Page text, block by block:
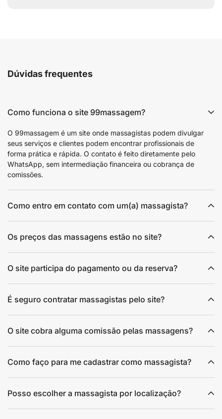
Dúvidas frequentes
Como funciona o site 99massagem?
O 99massagem é um site onde massagistas podem divulgar
seus serviços e clientes podem encontrar profissionais de
forma prática e rápida. O contato é feito diretamente pelo
WhatsApp, sem intermediação financeira ou cobrança de
comissões.
Como entro em contato com um(a) massagista?
Os preços das massagens estão no site?
O site participa do pagamento ou da reserva?
É seguro contratar massagistas pelo site?
O site cobra alguma comissão pelas massagens?
Como faço para me cadastrar como massagista?
Posso escolher a massagista por localização?